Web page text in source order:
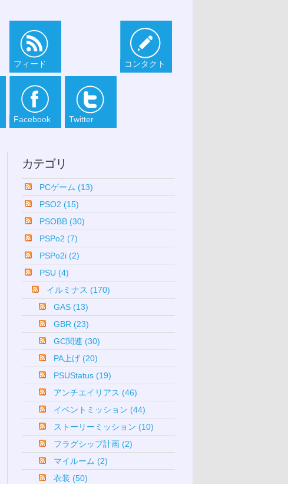
フィード コンタクト
Facebook Twitter
カテゴリ
PCゲーム (13)
PSO2 (15)
PSOBB (30)
PSPo2 (7)
PSPo2i (2)
PSU (4)
イルミナス (170)
GAS (13)
GBR (23)
GC関連 (30)
PA上げ (20)
PSUStatus (19)
アンチエイリアス (46)
イベントミッション (44)
ストーリーミッション (10)
フラグシップ計画 (2)
マイルーム (2)
衣装 (50)